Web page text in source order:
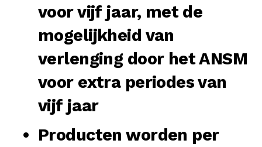
voor vijf jaar, met de
mogelijkheid van
verlenging door het ANSM
voor extra periodes van
vijf jaar
Producten worden per